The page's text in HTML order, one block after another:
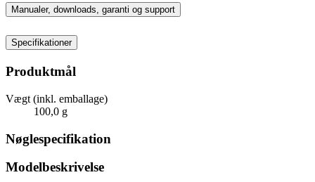
Manualer, downloads, garanti og support
Specifikationer
Produktmål
Vægt (inkl. emballage)
100,0 g
Nøglespecifikation
Modelbeskrivelse